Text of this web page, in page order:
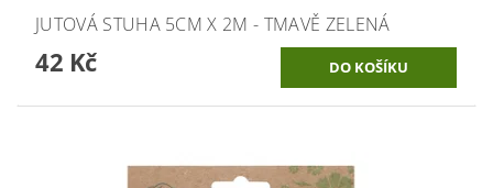
JUTOVÁ STUHA 5CM X 2M - TMAVĚ ZELENÁ
42 Kč